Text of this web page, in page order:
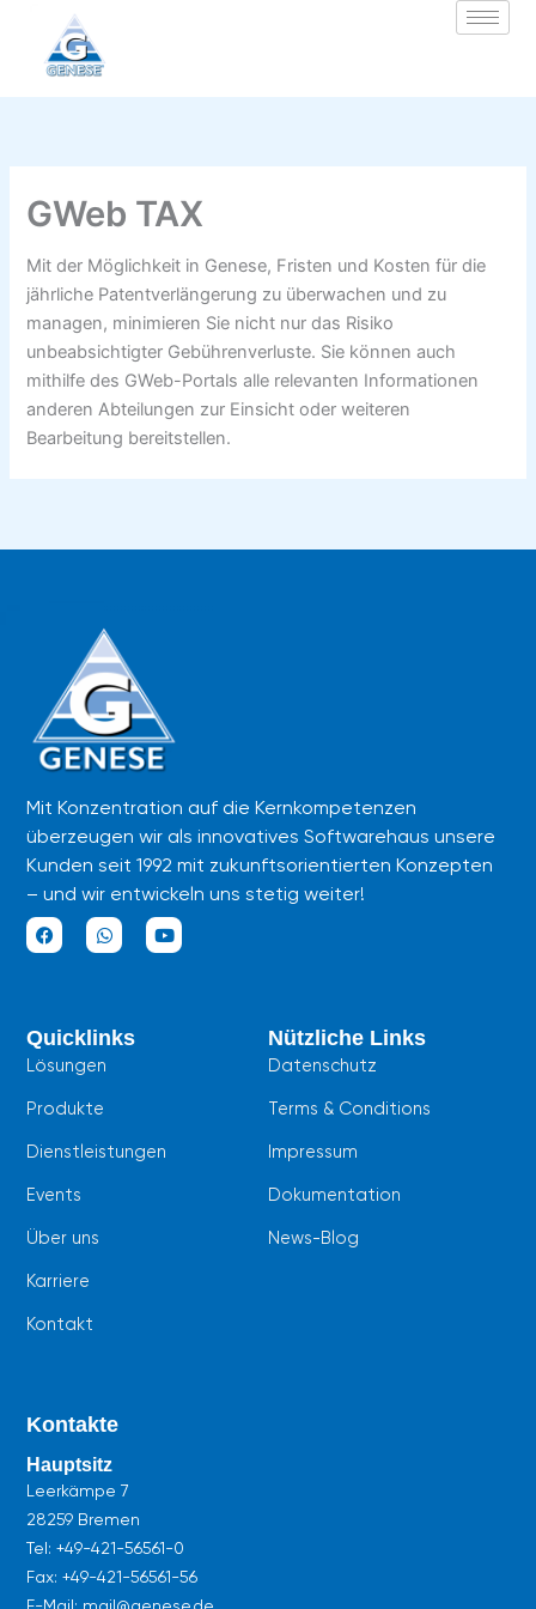
springen
GWeb TAX
Mit der Möglichkeit in Genese, Fristen und Kosten für die
jährliche Patentverlängerung zu überwachen und zu
managen, minimieren Sie nicht nur das Risiko
unbeabsichtigter Gebührenverluste. Sie können auch
mithilfe des GWeb-Portals alle relevanten Informationen
anderen Abteilungen zur Einsicht oder weiteren
Bearbeitung bereitstellen.
Mit Konzentration auf die Kernkompetenzen
überzeugen wir als innovatives Softwarehaus unsere
Kunden seit 1992 mit zukunftsorientierten Konzepten
– und wir entwickeln uns stetig weiter!
F
o
o
k
W
a
p
p
Y
Quicklinks
Lösungen
Produkte
Dienstleistungen
Events
Über uns
Karriere
Kontakt
Nützliche Links
Datenschutz
Terms & Conditions
Impressum
Dokumentation
News-Blog
Kontakte
Hauptsitz
Leerkämpe 7
28259 Bremen
Tel:+49-421-56561-0
Fax: +49-421-56561-56